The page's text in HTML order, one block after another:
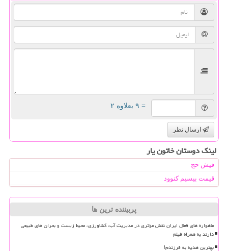
= ۹ بعلاوه ۲
ارسال نظر
لینک دوستان خاتون یار
فیش حج
قیمت بیسیم کنوود
پربیننده ترین ها
ماهواره های فعال ایران نقش مؤثری در مدیریت آب، کشاورزی، محیط زیست و بحران های طبیعی
دارند به همراه فیلم
بهترین هدیه به فرزندم!